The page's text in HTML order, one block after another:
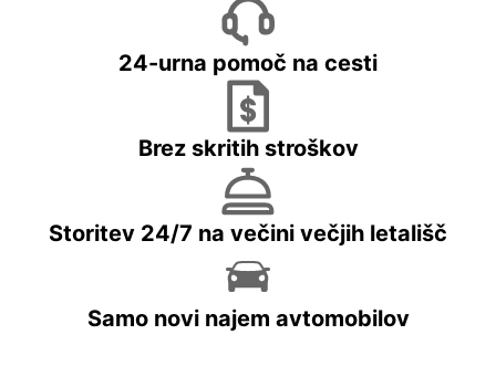
24-urna pomoč na cesti
Brez skritih stroškov
Storitev 24/7 na večini večjih letališč
Samo novi najem avtomobilov